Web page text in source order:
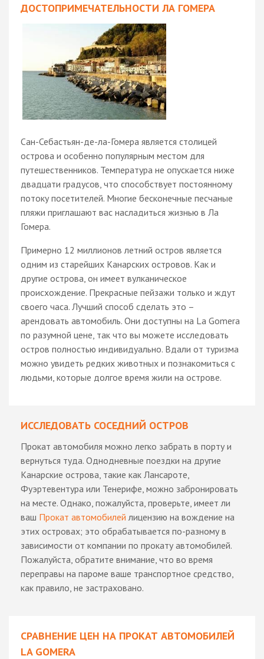
ДОСТОПРИМЕЧАТЕЛЬНОСТИ ЛА ГОМЕРА
Сан-Себастьян-де-ла-Гомера является столицей
острова и особенно популярным местом для
путешественников. Температура не опускается ниже
двадцати градусов, что способствует постоянному
потоку посетителей. Многие бесконечные песчаные
пляжи приглашают вас насладиться жизнью в Ла
Гомера.
Примерно 12 миллионов летний остров является
одним из старейших Канарских островов. Как и
другие острова, он имеет вулканическое
происхождение. Прекрасные пейзажи только и ждут
своего часа. Лучший способ сделать это –
арендовать автомобиль. Они доступны на La Gomera
по разумной цене, так что вы можете исследовать
остров полностью индивидуально. Вдали от туризма
можно увидеть редких животных и познакомиться с
людьми, которые долгое время жили на острове.
ИССЛЕДОВАТЬ СОСЕДНИЙ ОСТРОВ
Прокат автомобиля можно легко забрать в порту и
вернуться туда. Однодневные поездки на другие
Канарские острова, такие как Лансароте,
Фуэртевентура или Тенерифе, можно забронировать
на месте. Однако, пожалуйста, проверьте, имеет ли
ваш Прокат автомобилей лицензию на вождение на
этих островах; это обрабатывается по-разному в
зависимости от компании по прокату автомобилей.
Пожалуйста, обратите внимание, что во время
переправы на пароме ваше транспортное средство,
как правило, не застраховано.
СРАВНЕНИЕ ЦЕН НА ПРОКАТ АВТОМОБИЛЕЙ
LA GOMERA